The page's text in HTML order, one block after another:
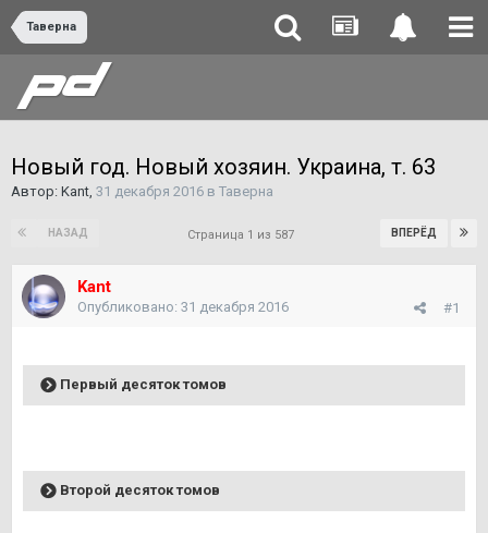
Таверна
Новый год. Новый хозяин. Украина, т. 63
Автор: Kant, 31 декабря 2016 в Таверна
НАЗАД ВПЕРЁД
Страница 1 из 587
Kant
#1
Опубликовано: 31 декабря 2016
Первый десяток томов
Второй десяток томов